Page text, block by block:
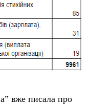
вже писала про